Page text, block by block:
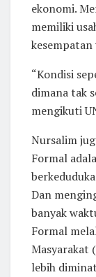
ekonomi.
memiliki
“Kondisi
dimana tak
mengikuti
Nursalim
Formal
Dan
banyak
Formal
Masyarakat
lebih